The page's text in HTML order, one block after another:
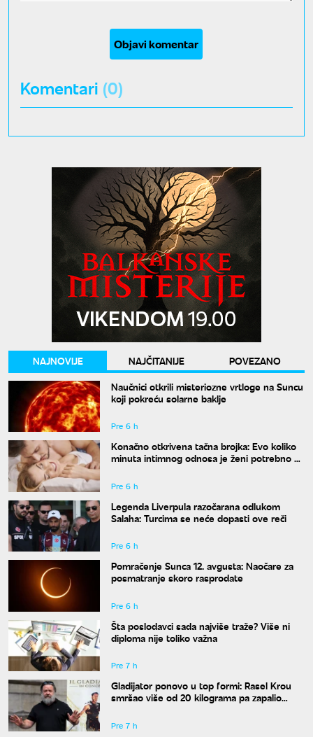
Objavi komentar
Komentari (0)
NAJNOVIJE NAJČITANIJE
POVEZANO
Naučnici otkrili misteriozne vrtloge na Suncu
koji pokreću solarne baklje
Pre 6 h
Konačno otkrivena tačna brojka: Evo koliko
minuta intimnog odnosa je ženi potrebno da
Pre 6 h
Legenda Liverpula razočarana odlukom
Salaha: Turcima se neće dopasti ove reči
Pre 6 h
Pomračenje Sunca 12. avgusta: Naočare za
posmatranje skoro rasprodate
Pre 6 h
Šta poslodavci sada najviše traže? Više ni
diploma nije toliko važna
Pre 7 h
Gladijator ponovo u top formi: Rasel Krou
smršao više od 20 kilograma pa zapalio
Pre 7 h